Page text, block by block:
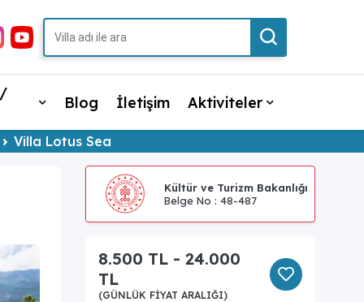
Blog İletişim Aktiviteler
Villa Lotus Sea
Kültür ve Turizm Bakanlığı
Belge No : 48-487
8.500 TL - 24.000
TL
(GÜNLÜK FIYAT ARALIĞI)